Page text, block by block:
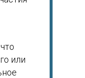
или